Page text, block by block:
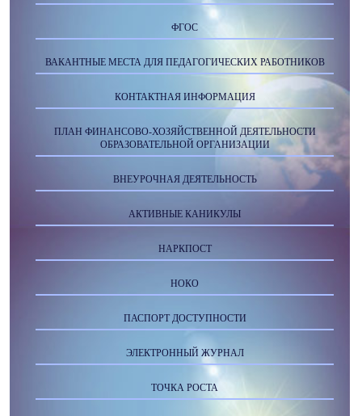
ФГОС
ВАКАНТНЫЕ МЕСТА ДЛЯ ПЕДАГОГИЧЕСКИХ РАБОТНИКОВ
КОНТАКТНАЯ ИНФОРМАЦИЯ
ПЛАН ФИНАНСОВО-ХОЗЯЙСТВЕННОЙ ДЕЯТЕЛЬНОСТИ
ОБРАЗОВАТЕЛЬНОЙ ОРГАНИЗАЦИИ
ВНЕУРОЧНАЯ ДЕЯТЕЛЬНОСТЬ
АКТИВНЫЕ КАНИКУЛЫ
НАРКПОСТ
НОКО
ПАСПОРТ ДОСТУПНОСТИ
ЭЛЕКТРОННЫЙ ЖУРНАЛ
ТОЧКА РОСТА